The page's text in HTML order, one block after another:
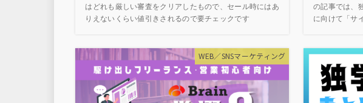
はどれも厳しい審査をクリアしたもので、セール時にはあ
りえないくらい値引きされるので要チェックです
の記事では、
に向けて「サ
WEB／SNSマーケティング